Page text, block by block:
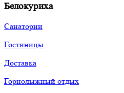
Белокуриха
Санатории
Гостиницы
Доставка
Горнолыжный отдых